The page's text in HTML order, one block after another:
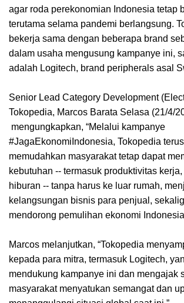
agar roda perekonomian Indonesia tetap
terutama selama pandemi berlangsung.
bekerja sama dengan beberapa brand
dalam usaha mengusung kampanye ini,
adalah Logitech, brand peripherals asal
Senior Lead Category Development
Tokopedia, Marcos Barata Selasa (21/4/
mengungkapkan, “Melalui kampanye
#JagaEkonomiIndonesia, Tokopedia
memudahkan masyarakat tetap dapat
kebutuhan -- termasuk produktivitas
hiburan -- tanpa harus ke luar rumah,
kelangsungan bisnis para penjual,
mendorong pemulihan ekonomi
Marcos melanjutkan, “Tokopedia
kepada para mitra, termasuk Logitech,
mendukung kampanye ini dan mengajak
masyarakat menyatukan semangat dan